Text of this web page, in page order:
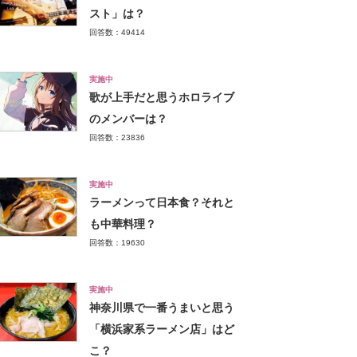
スト」は？
回答数：49414
実施中
歌が上手だと思うホロライブ
のメンバーは？
回答数：23836
実施中
ラーメンって日本食？それと
も中華料理？
回答数：19630
実施中
神奈川県で一番うまいと思う
「横浜家系ラーメン店」はど
こ？